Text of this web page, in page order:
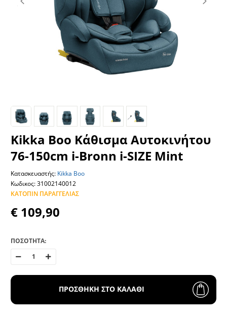
Kikka Boo Κάθισμα Αυτοκινήτου
76-150cm i-Bronn i-SIZE Mint
Κατασκευαστής: Kikka Boo
Κωδικος: 31002140012
ΚΑΤΌΠΙΝ ΠΑΡΑΓΓΕΛΊΑΣ
€ 109,90
ΠΟΣΟΤΗΤΑ:
ΠΡΟΣΘΗΚΗ ΣΤΟ ΚΑΛΑΘΙ